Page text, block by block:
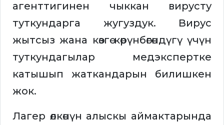
агенттигинен чыккан вирусту
туткундарга жугуздук. Вирус
жытсыз жана көзгө көрүнбөгөндүгү үчүн
туткундагылар медэкспертке
катышып жаткандарын билишкен
жок.
Лагер өлкөнүн алыскы аймактарында